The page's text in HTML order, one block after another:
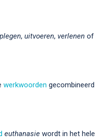
, uitvoeren, verlenen of
werkwoorden
euthanasie wordt in het